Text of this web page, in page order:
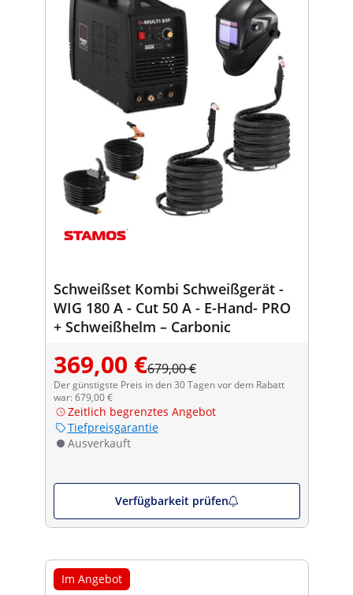
Schweißset Kombi Schweißgerät -
WIG 180 A - Cut 50 A - E-Hand- PRO
+ Schweißhelm – Carbonic
369,00 €679,00 €
Der günstigste Preis in den 30 Tagen vor dem Rabatt
war: 679,00 €
Zeitlich begrenztes Angebot
Tiefpreisgarantie
Ausverkauft
Verfügbarkeit prüfen
Im Angebot